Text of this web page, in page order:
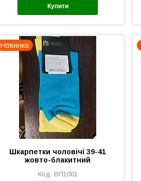
Купити
Новинка
Шкарпетки чоловічі 39-41
жовто-блакитний
ВП1001